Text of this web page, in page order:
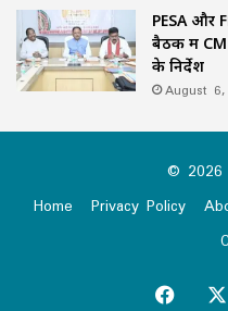
PESA और
बैठक में CM
के निर्देश
August
© 2026
Home
Privacy Policy